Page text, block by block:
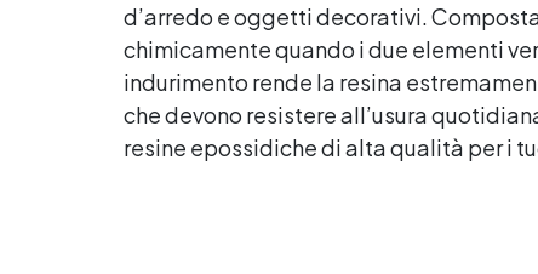
d’arredo e oggetti decorativi.
chimicamente quando i due elementi
indurimento rende la resina
che devono resistere all’usura
resine epossidiche di alta qualità per i